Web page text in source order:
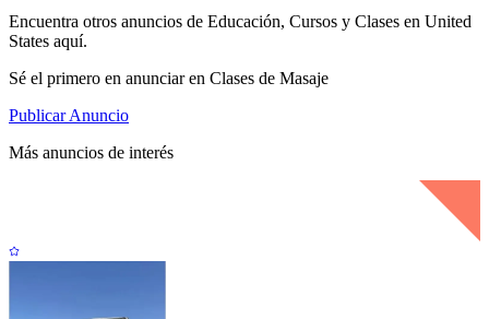
Encuentra otros anuncios de Educación, Cursos y Clases en United
States aquí.
Sé el primero en anunciar en Clases de Masaje
Publicar Anuncio
Más anuncios de interés